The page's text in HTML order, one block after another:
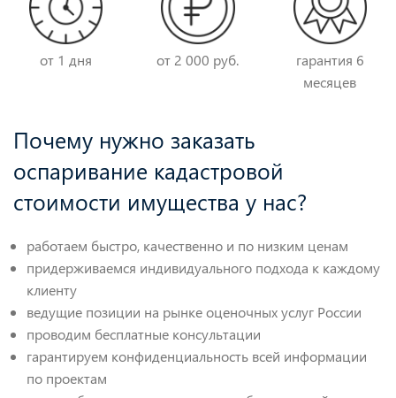
от 1 дня от 2 000 руб.
гарантия 6
месяцев
Почему нужно заказать
оспаривание кадастровой
стоимости имущества у нас?
работаем быстро, качественно и по низким ценам
придерживаемся индивидуального подхода к каждому
клиенту
ведущие позиции на рынке оценочных услуг России
проводим бесплатные консультации
гарантируем конфиденциальность всей информации
по проектам